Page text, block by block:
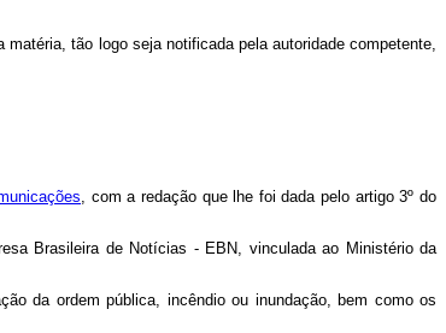
tão logo seja notificada pela autoridade competente,
, com a redação que lhe foi dada pelo artigo 3º do
Brasileira de Notícias - EBN, vinculada ao Ministério da
da ordem pública, incêndio ou inundação, bem como os